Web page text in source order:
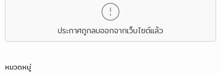
ประกาศถูกลบออกจากเว็บไซต์แล้ว
หมวดหมู่